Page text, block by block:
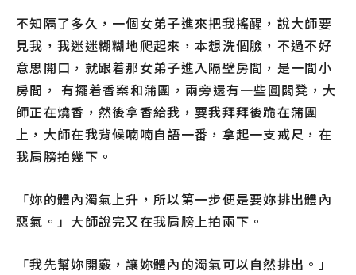
不知隔了多久，一個女弟子進來把我搖醒，說大師要
見我，我迷迷糊糊地爬起來，本想洗個臉，不過不好
意思開口，就跟着那女弟子進入隔壁房間，是一間小
房間， 有擺着香案和蒲團，兩旁還有一些圓闆凳，大
師正在燒香，然後拿香給我，要我拜拜後跪在蒲團
上，大師在我背候喃喃自語一番，拿起一支戒尺，在
我肩膀拍幾下。
「妳的體內濁氣上升，所以第一步便是要妳排出體內
惡氣。」大師說完又在我肩膀上拍兩下。
「我先幫妳開竅，讓妳體內的濁氣可以自然排出。」